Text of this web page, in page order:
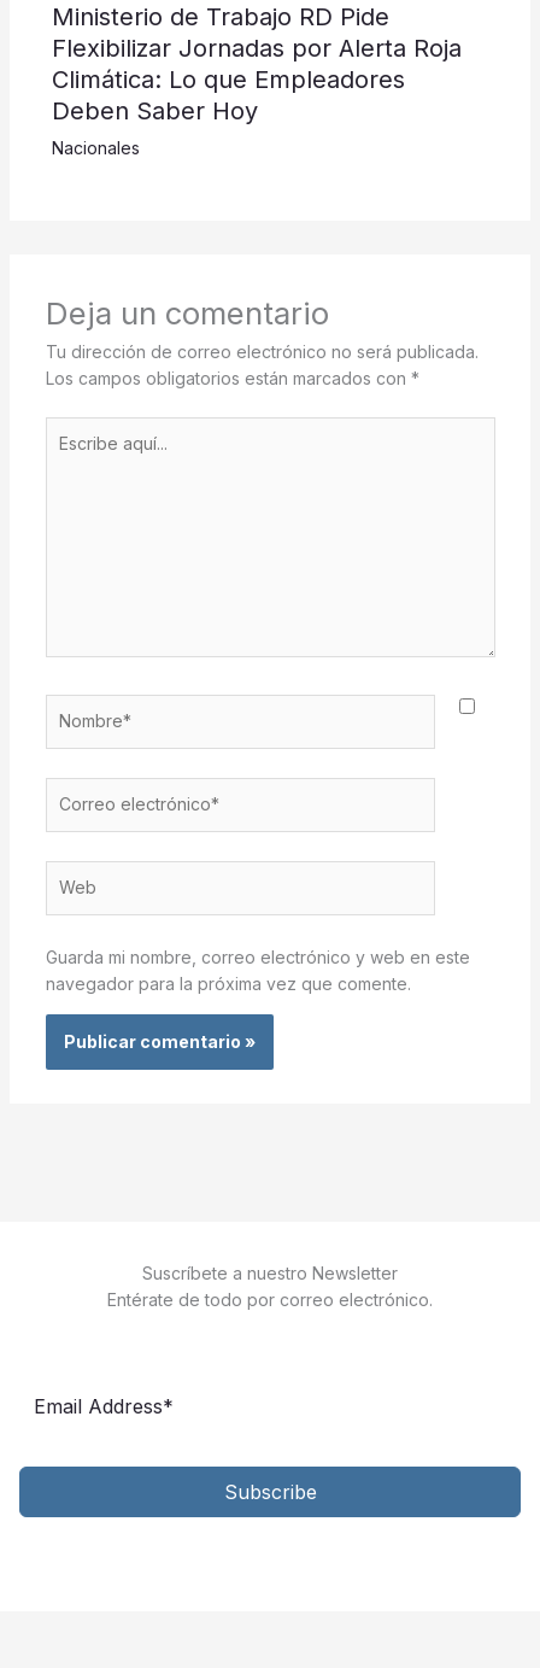
Ministerio de Trabajo RD Pide
Flexibilizar Jornadas por Alerta Roja
Climática: Lo que Empleadores
Deben Saber Hoy
Nacionales
Deja un comentario
Tu dirección de correo electrónico no será publicada.
Los campos obligatorios están marcados con *
aquí...
electrónico*
Guarda mi nombre, correo electrónico y web en este
navegador para la próxima vez que comente.
Suscríbete a nuestro Newsletter
Entérate de todo por correo electrónico.
Subscribe